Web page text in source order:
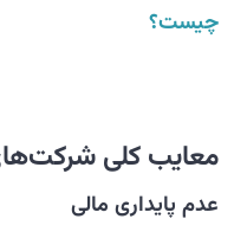
چیست؟
معایب کلی
عدم پایداری مالی